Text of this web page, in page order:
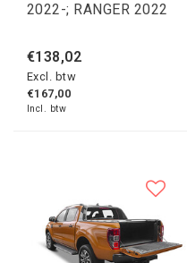
2022-; RANGER 2022
€138,02
Excl. btw
€167,00
Incl. btw